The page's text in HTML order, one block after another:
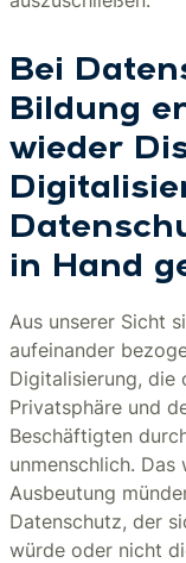
Bei
Bildung
wieder
in Hand
Aus unserer Sicht
aufeinander
Digitalisierung, die
Privatsphäre und
Beschäftigten
unmenschlich.
Ausbeutung
Datenschutz, der
würde oder nicht